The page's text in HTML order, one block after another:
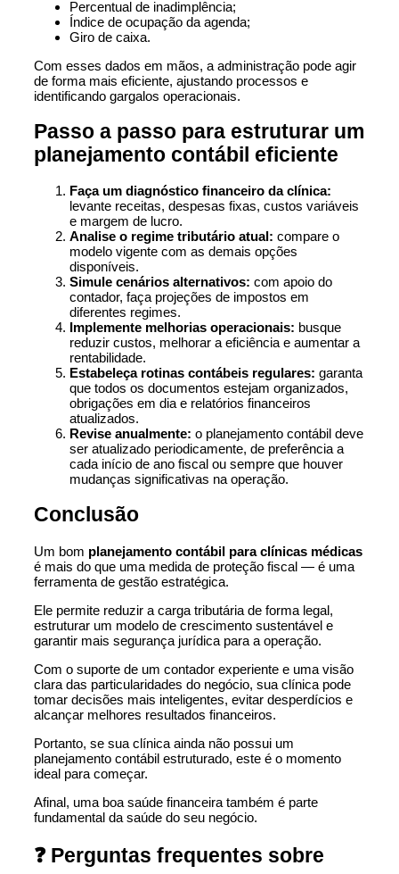
Percentual de inadimplência;
Índice de ocupação da agenda;
Giro de caixa.
Com esses dados em mãos, a administração pode agir
de forma mais eficiente, ajustando processos e
identificando gargalos operacionais.
Passo a passo para estruturar um
planejamento contábil eficiente
Faça um diagnóstico financeiro da clínica:
levante receitas, despesas fixas, custos variáveis
e margem de lucro.
Analise o regime tributário atual: compare o
modelo vigente com as demais opções
disponíveis.
Simule cenários alternativos: com apoio do
contador, faça projeções de impostos em
diferentes regimes.
Implemente melhorias operacionais: busque
reduzir custos, melhorar a eficiência e aumentar a
rentabilidade.
Estabeleça rotinas contábeis regulares: garanta
que todos os documentos estejam organizados,
obrigações em dia e relatórios financeiros
atualizados.
Revise anualmente: o planejamento contábil deve
ser atualizado periodicamente, de preferência a
cada início de ano fiscal ou sempre que houver
mudanças significativas na operação.
Conclusão
Um bom planejamento contábil para clínicas médicas
é mais do que uma medida de proteção fiscal — é uma
ferramenta de gestão estratégica.
Ele permite reduzir a carga tributária de forma legal,
estruturar um modelo de crescimento sustentável e
garantir mais segurança jurídica para a operação.
Com o suporte de um contador experiente e uma visão
clara das particularidades do negócio, sua clínica pode
tomar decisões mais inteligentes, evitar desperdícios e
alcançar melhores resultados financeiros.
Portanto, se sua clínica ainda não possui um
planejamento contábil estruturado, este é o momento
ideal para começar.
Afinal, uma boa saúde financeira também é parte
fundamental da saúde do seu negócio.
❓ Perguntas frequentes sobre